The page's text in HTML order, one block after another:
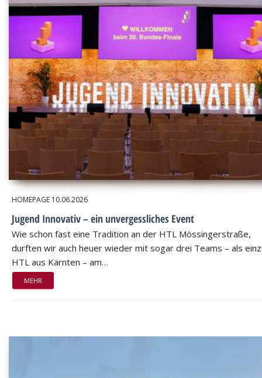
HOMEPAGE 10.06.2026
Jugend Innovativ – ein unvergessliches Event
Wie schon fast eine Tradition an der HTL Mössingerstraße,
durften wir auch heuer wieder mit sogar drei Teams – als
HTL aus Kärnten – am…
MEHR